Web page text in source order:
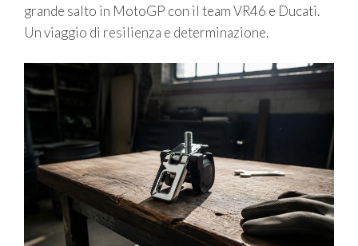
grande salto in MotoGP con il team VR46 e Ducati.
Un viaggio di resilienza e determinazione.